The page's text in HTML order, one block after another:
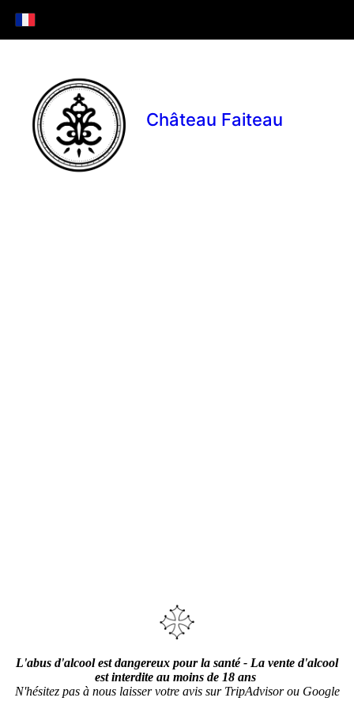
Château Faiteau
L'abus d'alcool est dangereux pour la santé - La vente d'alcool
est interdite au moins de 18 ans
N'hésitez pas à nous laisser votre avis sur TripAdvisor ou Google